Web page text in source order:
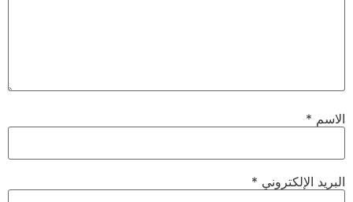
الاسم *
البريد الإلكتروني *